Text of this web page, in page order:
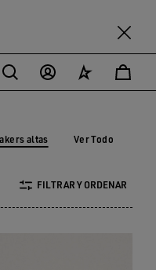
altas Ver Todo
FILTRAR Y ORDENAR